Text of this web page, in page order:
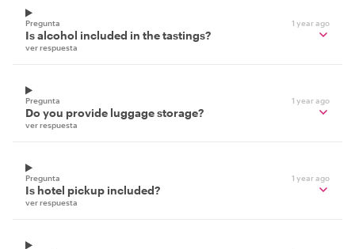
Pregunta 1 year ago
Is alcohol included in the tastings?
ver respuesta
Pregunta 1 year ago
Do you provide luggage storage?
ver respuesta
Pregunta 1 year ago
Is hotel pickup included?
ver respuesta